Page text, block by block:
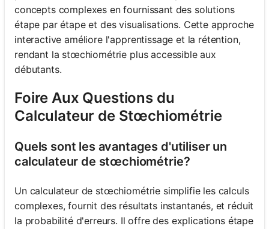
concepts complexes en fournissant des solutions
étape par étape et des visualisations. Cette approche
interactive améliore l'apprentissage et la rétention,
rendant la stœchiométrie plus accessible aux
débutants.
Foire Aux Questions du
Calculateur de Stœchiométrie
Quels sont les avantages d'utiliser un
calculateur de stœchiométrie?
Un calculateur de stœchiométrie simplifie les calculs
complexes, fournit des résultats instantanés, et réduit
la probabilité d'erreurs. Il offre des explications étape